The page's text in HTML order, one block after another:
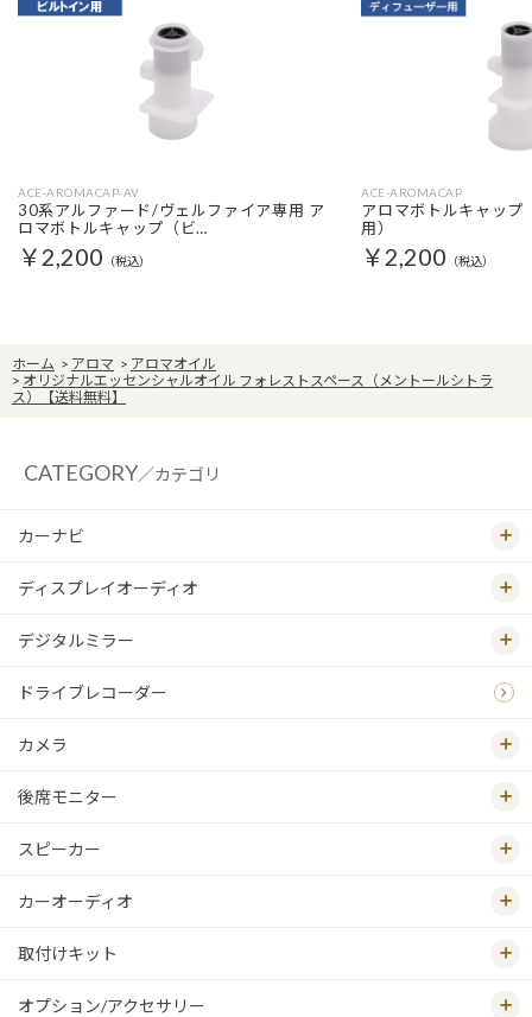
ACE-AROMACAP-AV
30系アルファード/ヴェルファイア専用 ア
ロマボトルキャップ（ビ…
￥2,200 （税込）
ACE-AROMACAP
アロマボトルキャップ
用）
￥2,200 （税込）
ホーム > アロマ > アロマオイル
> オリジナルエッセンシャルオイル フォレストスペース（メントールシトラ
ス）【送料無料】
CATEGORY／カテゴリ
カーナビ
ディスプレイオーディオ
デジタルミラー
ドライブレコーダー
カメラ
後席モニター
スピーカー
カーオーディオ
取付けキット
オプション/アクセサリー